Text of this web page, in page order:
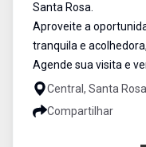
Santa Rosa.
Aproveite a
tranquila e
Agende sua visita e
Central, Santa
Compartilhar